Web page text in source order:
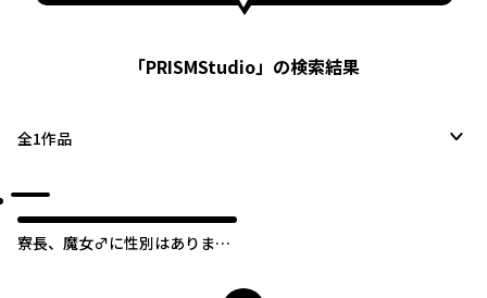
「PRISMStudio」の検索結果
全1作品
寮長、魔女♂に性別はありませ